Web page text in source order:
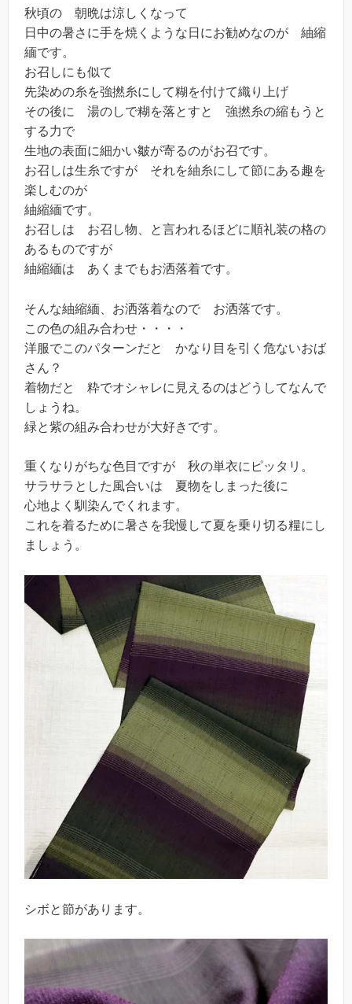
秋頃の 朝晩は涼しくなって
日中の暑さに手を焼くような日にお勧めなのが 紬縮
緬です。
お召しにも似て
先染めの糸を強撚糸にして糊を付けて織り上げ
その後に 湯のしで糊を落とすと 強撚糸の縮もうと
する力で
生地の表面に細かい皺が寄るのがお召です。
お召しは生糸ですが それを紬糸にして節にある趣を
楽しむのが
紬縮緬です。
お召しは お召し物、と言われるほどに順礼装の格の
あるものですが
紬縮緬は あくまでもお洒落着です。
そんな紬縮緬、お洒落着なので お洒落です。
この色の組み合わせ・・・・
洋服でこのパターンだと かなり目を引く危ないおば
さん？
着物だと 粋でオシャレに見えるのはどうしてなんで
しょうね。
緑と紫の組み合わせが大好きです。
重くなりがちな色目ですが 秋の単衣にピッタリ。
サラサラとした風合いは 夏物をしまった後に
心地よく馴染んでくれます。
これを着るために暑さを我慢して夏を乗り切る糧にし
ましょう。
シボと節があります。